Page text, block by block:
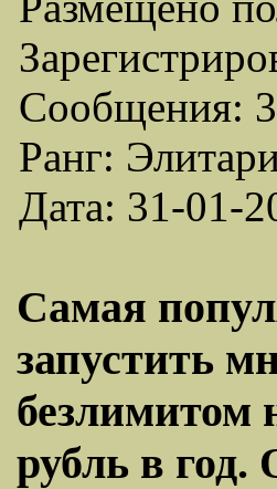
Сообщения:
Ранг:
Дата: 31-01-
Самая
запустить
безлимитом
рубль в год.